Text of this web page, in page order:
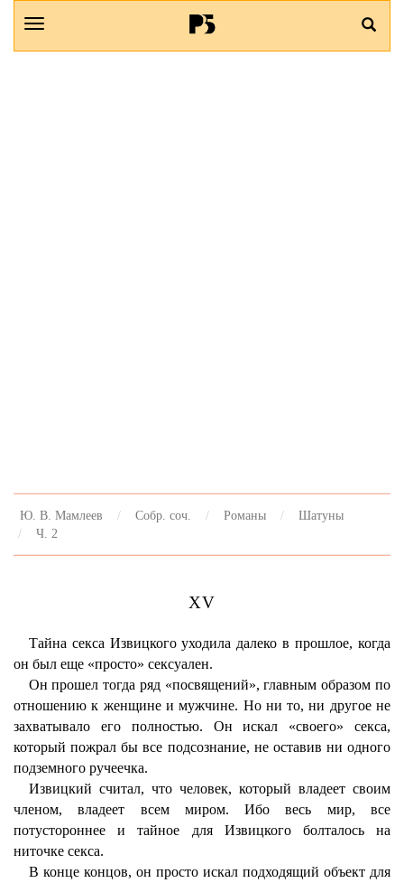
Ю. В. Мамлеев Собр. соч. Романы
Шатуны
Ч. 2
XV
Тайна секса Извицкого уходила далеко в прошлое, когда
он был еще «просто» сексуален.
Он прошел тогда ряд «посвящений», главным образом по
отношению к женщине и мужчине. Но ни то, ни другое не
захватывало его полностью. Он искал «своего» секса,
который пожрал бы все подсознание, не оставив ни одного
подземного ручеечка.
Извицкий считал, что человек, который владеет своим
членом, владеет всем миром. Ибо весь мир, все
потустороннее и тайное для Извицкого болталось на
ниточке секса.
В конце концов, он просто искал подходящий объект для